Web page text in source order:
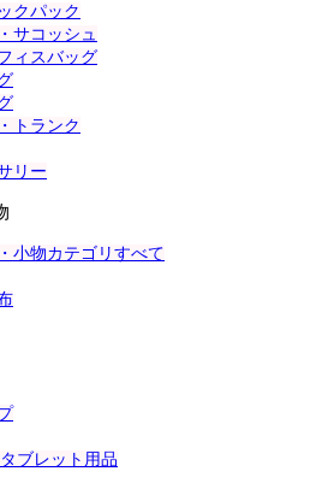
クパック
サコッシュ
ィスバッグ
トランク
リー
小物カテゴリすべて
ブレット用品